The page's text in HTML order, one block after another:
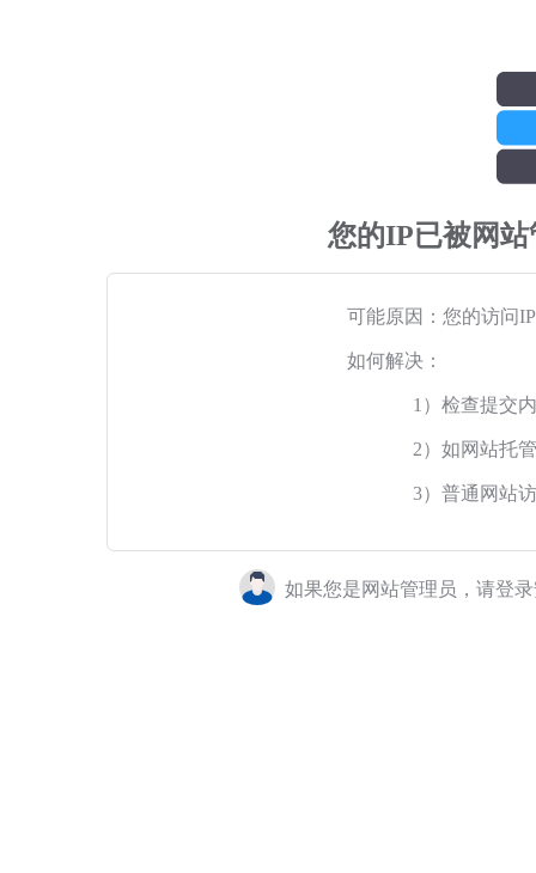
您的IP已被网
可能原因：您的访问
如何解决：
1）检查提交
2）如网站托
3）普通网站
如果您是网站管理员，请登